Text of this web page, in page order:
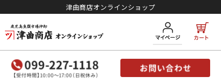
津曲商店オンラインショップ